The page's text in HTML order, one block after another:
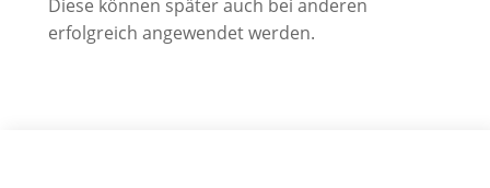
Diese können später auch bei anderen
erfolgreich angewendet werden.